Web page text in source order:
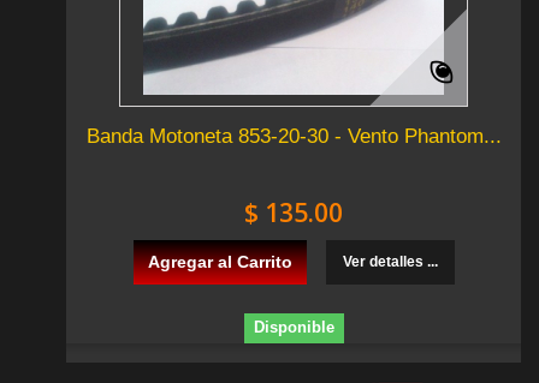
Banda Motoneta 853-20-30 - Vento Phantom...
$ 135.00
Agregar al Carrito Ver detalles ...
Disponible